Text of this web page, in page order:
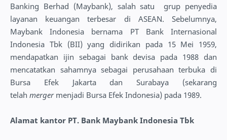
Banking Berhad (Maybank), salah satu grup penyedia
layanan keuangan terbesar di ASEAN. Sebelumnya,
Maybank Indonesia bernama PT Bank Internasional
Indonesia Tbk (BII) yang didirikan pada 15 Mei 1959,
mendapatkan ijin sebagai bank devisa pada 1988 dan
mencatatkan sahamnya sebagai perusahaan terbuka di
Bursa Efek Jakarta dan Surabaya (sekarang
telah mergermenjadi Bursa Efek Indonesia) pada 1989.
Alamat kantor PT. Bank Maybank Indonesia Tbk